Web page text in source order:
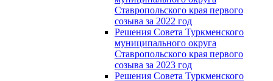
Ставропольского края первого
созыва за 2022 год
Решения Совета Туркменского
муниципального округа
Ставропольского края первого
созыва за 2023 год
Решения Совета Туркменского